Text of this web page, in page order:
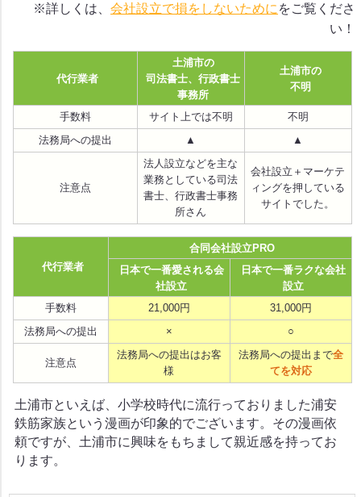
※詳しくは、会社設立で損をしないために をご覧くださ
い！
代行業者
土浦市の
司法書士、行政書士
事務所
土浦市の
不明
手数料 サイト上では不明
不明
法務局への提出
▲ ▲
注意点
法人設立などを主な
業務としている司法
書士、行政書士事務
所さん
会社設立＋マーケテ
ィングを押している
サイトでした。
代行業者
合同会社設立PRO
日本で一番愛される会
社設立
日本で一番ラクな会社
設立
手数料
21,000円
31,000円
法務局への提出
× ○
注意点
法務局への提出はお客
様
法務局への提出まで全
てを対応
土浦市といえば、小学校時代に流行っておりました浦安
鉄筋家族という漫画が印象的でございます。その漫画依
頼ですが、土浦市に興味をもちまして親近感を持ってお
ります。